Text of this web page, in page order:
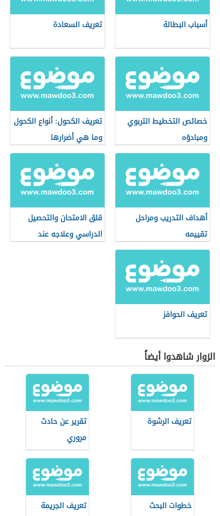
أسباب البطالة تعريف السعادة
خصائص التخطيط التربوي
ومبادؤه
تعريف الكحول: أنواع الكحول
وما هي أضرارها
أهداف التدريب ومراحل
تقييمه
قلق الامتحان والتحصيل
الدراسي وعلاجه عند
تعريف الحوافز
الزوار شاهدوا أيضاً
تعريف الرشوة
تقرير عن حادث
مروري
خطوات البحث
تعريف الجريمة